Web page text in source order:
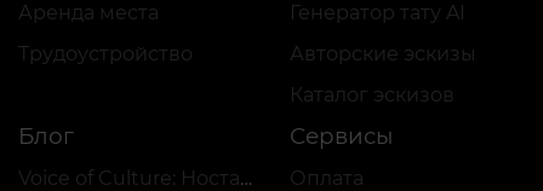
Аренда места
Трудоустройство
Генератор тату AI
Авторские эскизы
Каталог эскизов
Блог
Voice of Culture: Ностальгия по 2000-м
Сервисы
Оплата